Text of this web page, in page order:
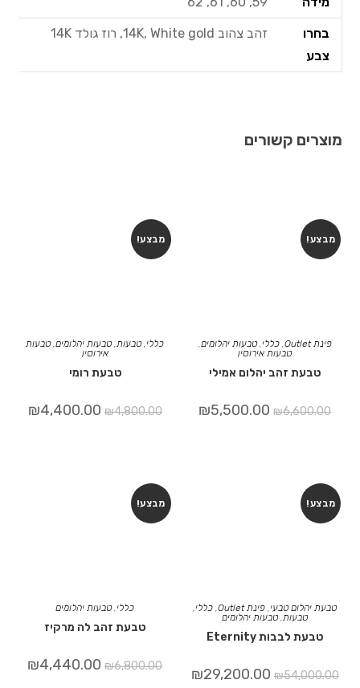
בחרו
צבע
זהב צהוב 14K, White gold, רוז גולד 14K
מוצרים קשורים
מבצע!
כללי ,טבעות ,טבעות יהלומים,טבעות
אירוסין
טבעת רומי
₪4,800.00
₪4,400.00
מבצע!
פינת Outlet ,כללי ,טבעות יהלומים
טבעות אירוסין
טבעת זהב יהלום אמילי
₪6,600.00
₪5,500.00
מבצע!
כללי,טבעות יהלומים
טבעת זהב לה מרקיז
₪6,800.00
₪4,440.00
מבצע!
טבעת יהלום טבעי, פינת Outlet , כללי,
טבעות,טבעות יהלומים
טבעת לבבות Eternity
₪54,000.00
₪29,200.00